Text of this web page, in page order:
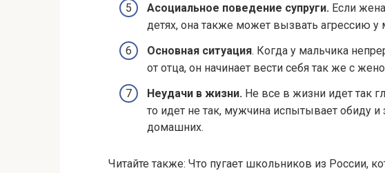
Асоциальное поведение супруги. Если
детях, она также может вызвать агрессию у
Основная ситуация. Когда у мальчика
от отца, он начинает вести себя так же с
Неудачи в жизни. Не все в жизни идет так
то идет не так, мужчина испытывает обиду
домашних.
Читайте также: Что пугает школьников из России,